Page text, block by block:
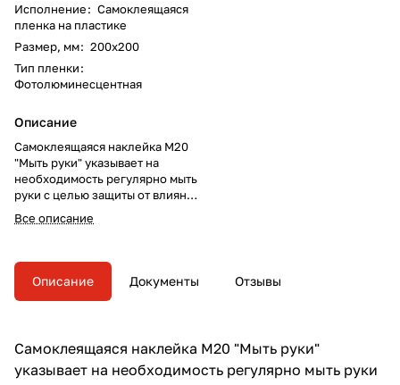
Исполнение: Самоклеящаяся
пленка на пластике
Размер, мм: 200х200
Тип пленки:
Фотолюминесцентная
Описание
Самоклеящаяся наклейка M20
"Мыть руки" указывает на
необходимость регулярно мыть
руки с целью защиты от влияния
вредных веществ на
производстве, а также
на предприятиях пищевой
промышленности
(используется совместно с
Все описание
Описание Документы Отзывы
Самоклеящаяся наклейка M20 "Мыть руки"
указывает на необходимость регулярно мыть руки